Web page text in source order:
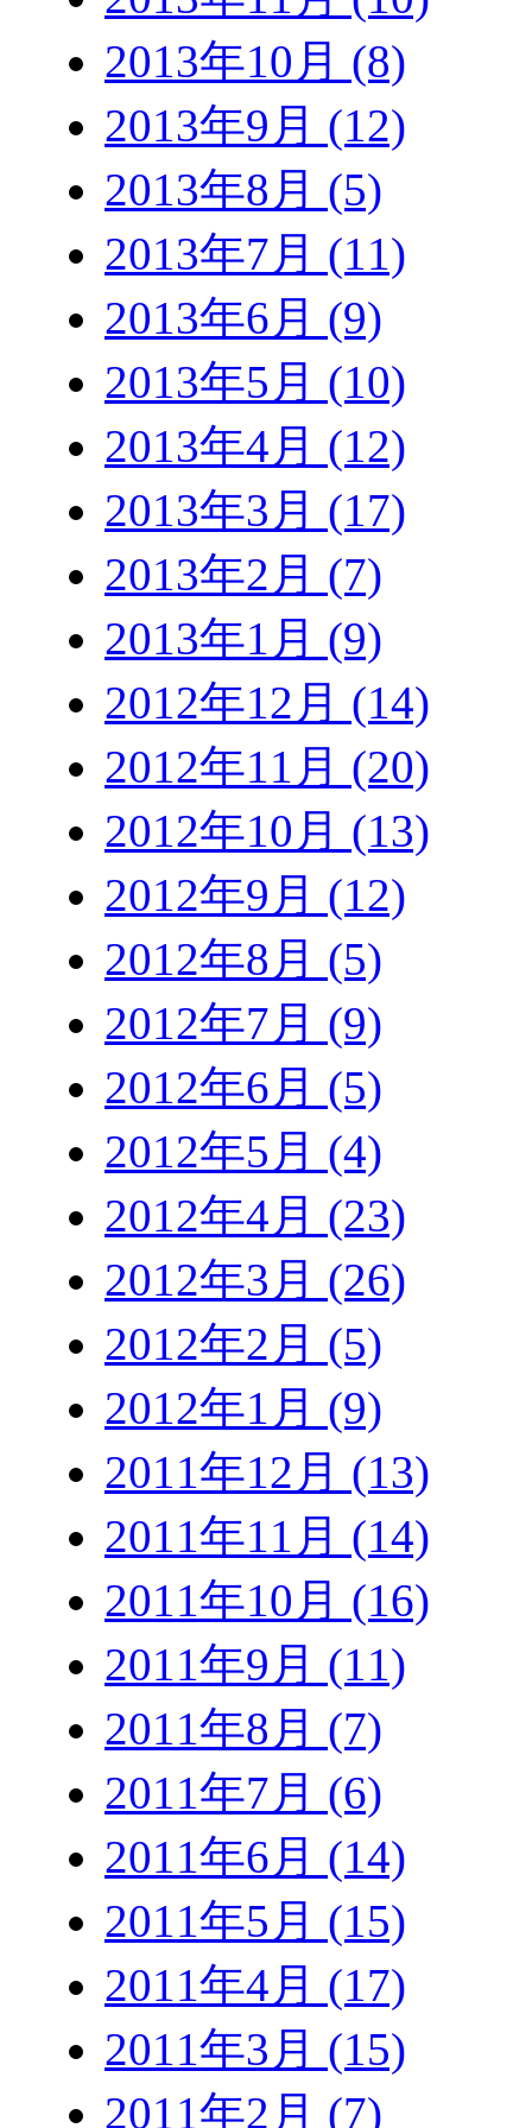
2013年10月 (8)
2013年9月 (12)
2013年8月 (5)
2013年7月 (11)
2013年6月 (9)
2013年5月 (10)
2013年4月 (12)
2013年3月 (17)
2013年2月 (7)
2013年1月 (9)
2012年12月 (14)
2012年11月 (20)
2012年10月 (13)
2012年9月 (12)
2012年8月 (5)
2012年7月 (9)
2012年6月 (5)
2012年5月 (4)
2012年4月 (23)
2012年3月 (26)
2012年2月 (5)
2012年1月 (9)
2011年12月 (13)
2011年11月 (14)
2011年10月 (16)
2011年9月 (11)
2011年8月 (7)
2011年7月 (6)
2011年6月 (14)
2011年5月 (15)
2011年4月 (17)
2011年3月 (15)
2011年2月 (7)